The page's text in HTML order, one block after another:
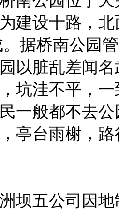
建设十路，
据桥南公园
以脏乱差闻
坑洼不平，
一般都不去
亭台雨榭，
五公司因地